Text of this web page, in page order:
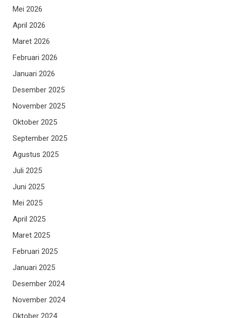
Mei 2026
April 2026
Maret 2026
Februari 2026
Januari 2026
Desember 2025
November 2025
Oktober 2025
September 2025
Agustus 2025
Juli 2025
Juni 2025
Mei 2025
April 2025
Maret 2025
Februari 2025
Januari 2025
Desember 2024
November 2024
Oktober 2024